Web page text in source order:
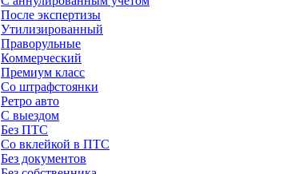
После экспертизы
Утилизированный
Праворульные
Коммерческий
Премиум класс
Со штрафстоянки
Ретро авто
С выездом
Без ПТС
Со вклейкой в ПТС
Без документов